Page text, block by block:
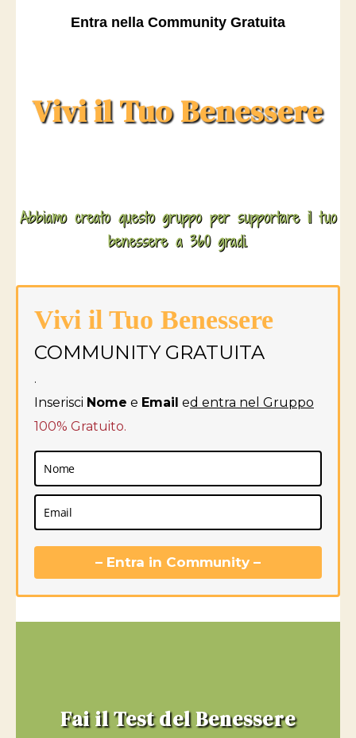
Entra nella Community Gratuita
Vivi il Tuo Benessere
Abbiamo creato questo gruppo per supportare il tuo
benessere a 360 gradi.
Vivi il Tuo Benessere
COMMUNITY GRATUITA
.
Inserisci Nome e Email ed entra nel Gruppo
100% Gratuito.
– Entra in Community –
Fai il Test del Benessere